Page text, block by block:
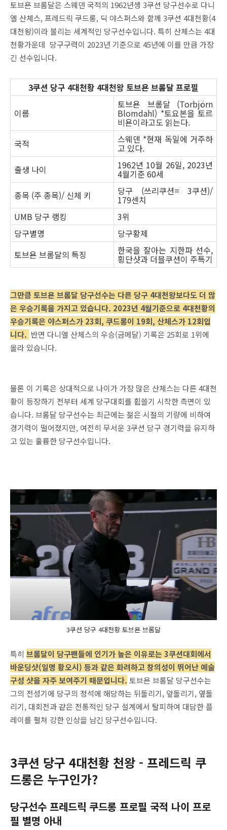
토브욘 브롬달은 스웨덴 국적의 1962년생 3쿠션 당구선수로 다니
엘 산체스, 프레드릭 쿠드롱, 딕 야스퍼스와 함께 3쿠션 4대천황(4
대천왕)이라 불리는 세계적인 당구선수입니다. 특히 산체스는 4대
천황가운데 당구구력이 2023년 기준으로 45년에 이를 만큼 가장
긴 선수입니다.
3쿠션 당구 4대천황 4대천왕 토브욘 브롬달 프로필
이름
토브욘 브롬달 (Torbjörn
Blomdahl) *토요본을 토르
비욘이라고도 읽는다.
국적
스웨덴 *현재 독일에 거주하
고 있다.
출생 나이
1962년 10월 26일, 2023년
4월기준 60세
종목 (주 종목)/ 신체 키
당구 (쓰리쿠션= 3쿠션)/
179센치
UMB 당구 랭킹
3위
당구별명
당구황제
토브욘 브롬달의 특징
한국을 잘아는 지한파 선수,
횡단샷과 더블쿠션이 주특기
그만큼 토브욘 브롬달 당구선수는 다른 당구 4대천왕보다도 더 많
은 우승기록을 가지고 있습니다. 2023년 4월기준으로 4대천황의
우승기록은 야스퍼스가 23회, 쿠드롱이 19회, 산체스가 12회입
니다. 반면 다니엘 산체스의 우승(금메달) 기록은 25회로 1위에
올라 있습니다.
물론 이 기록은 상대적으로 나이가 가장 많은 산체스는 다른 4대천
황이 등장하기 전부터 세계 당구대회를 휩쓸기 시작한 측면이 있
습니다. 브롬달 당구선수는 최근에는 젊은 시절의 기량에 비하여
경기력이 떨어졌지만, 여전히 무서운 3쿠션 당구 경기력을 유지하
고 있는 훌륭한 당구선수입니다.
3쿠션 당구 4대천황 토브욘 브롬달
특히 브롬달이 당구팬들에 인기가 높은 이유로는 3쿠션대회에서
바운딩샷(일명 황오시) 등과 같은 화려하고 창의성이 뛰어난 예술
구성 샷을 자주 보여주기 때문입니다. 토브욘 브롬달 당구선수는
그의 전성기에 당구의 정석에 해당하는 뒤돌리기, 앞돌리기, 옆돌
리기, 대회전과 같은 전통적인 당구 설계에서 탈피하여 대담한 플
레이를 펼쳐 강한 인상을 남긴 당구선수입니다.
3쿠션 당구 4대천황 천왕 - 프레드릭 쿠
드롱은 누구인가?
당구선수 프레드릭 쿠드롱 프로필 국적 나이 프로
필 별명 아내